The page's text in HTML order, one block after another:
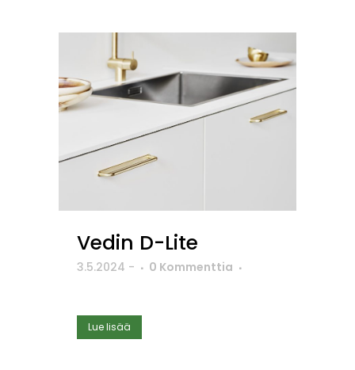
Vedin D-Lite
3.5.2024 - 0 Kommenttia
Lue lisää